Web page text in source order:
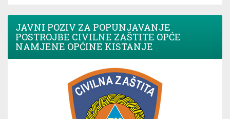
JAVNI POZIV ZA POPUNJAVANJE
POSTROJBE CIVILNE ZAŠTITE OPĆE
NAMJENE OPĆINE KISTANJE